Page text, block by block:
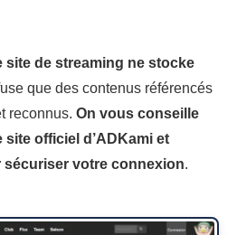
site de streaming ne stocke
que des contenus référencés
reconnus. On vous conseille
officiel d’ADKami et
sécuriser votre connexion.